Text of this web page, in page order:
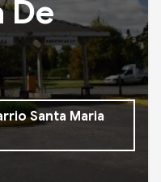
De
Santa Maria